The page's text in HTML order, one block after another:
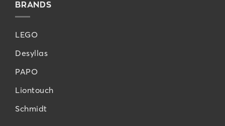
BRANDS
LEGO
Desyllas
PAPO
Liontouch
Schmidt